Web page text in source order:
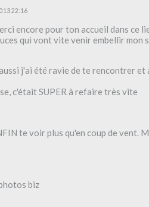
22:16
encore pour ton accueil dans ce
qui vont vite venir embellir mon
j'ai été ravie de te rencontrer et
c'était SUPER à refaire très vite
te voir plus qu'en coup de vent.
biz